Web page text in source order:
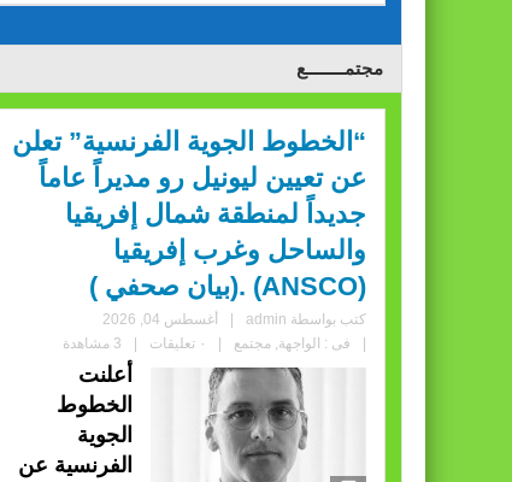
مجتمــــــــع
“الخطوط الجوية الفرنسية” تعلن
عن تعيين ليونيل رو مديراً عاماً
جديداً لمنطقة شمال إفريقيا
والساحل وغرب إفريقيا
(ANSCO) .(بيان صحفي )
كتب بواسطة admin
أغسطس 04, 2026
فى : الواجهة, مجتمع ٠ تعليقات 3 مشاهدة
أعلنت
الخطوط
الجوية
الفرنسية عن